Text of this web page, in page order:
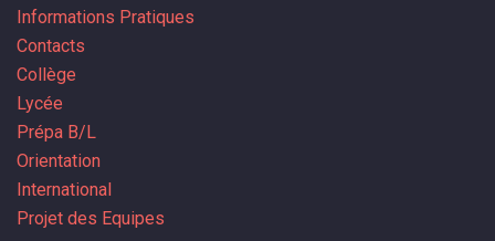
Informations Pratiques
Contacts
Collège
Lycée
Prépa B/L
Orientation
International
Projet des Equipes